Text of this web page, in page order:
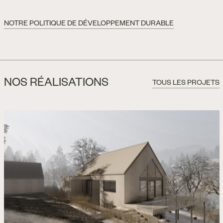
NOTRE POLITIQUE DE DÉVELOPPEMENT DURABLE
NOS RÉALISATIONS TOUS LES PROJETS